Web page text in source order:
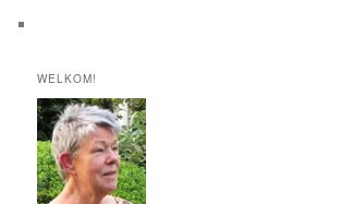
WELKOM!